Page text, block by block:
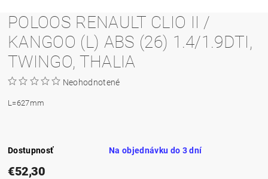
POLOOS RENAULT CLIO II /
KANGOO (L) ABS (26) 1.4/1.9DTI,
TWINGO, THALIA
Neohodnotené
L=627mm
Dostupnosť Na objednávku do 3 dní
€52,30